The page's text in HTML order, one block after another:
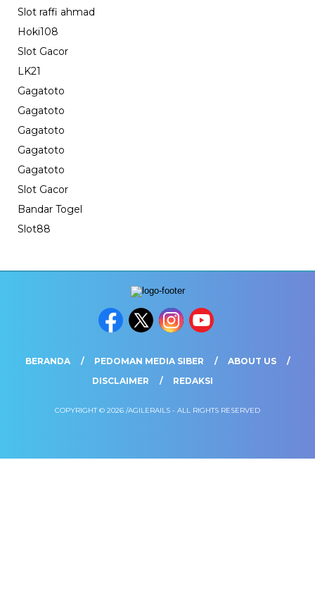
Slot raffi ahmad
Hoki108
Slot Gacor
LK21
Gagatoto
Gagatoto
Gagatoto
Gagatoto
Gagatoto
Slot Gacor
Bandar Togel
Slot88
BERANDA PEDOMAN MEDIA SIBER
ABOUT US
DISCLAIMER
REDAKSI
COPYRIGHT © 2026 /AGILERAILS - ALL RIGHTS RESERVED